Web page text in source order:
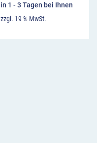
in 1 - 3 Tagen bei Ihnen
zzgl. 19 % MwSt.